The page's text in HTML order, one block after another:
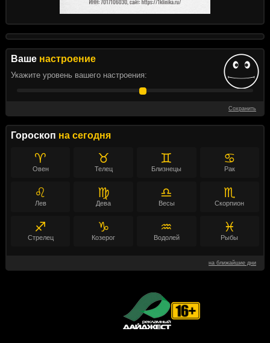
Ваше настроение
Укажите уровень вашего настроения:
Сохранить
Гороскоп на сегодня
♈
Овен
♉
Телец
♊
Близнецы
♋
Рак
♌
Лев
♍
Дева
♎
Весы
♏
Скорпион
♐
Стрелец
♑
Козерог
♒
Водолей
♓
Рыбы
на ближайшие дни